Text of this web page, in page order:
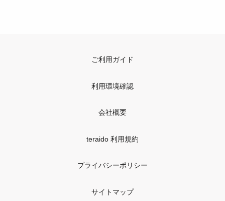
ご利用ガイド
利用環境確認
会社概要
teraido 利用規約
プライバシーポリシー
サイトマップ